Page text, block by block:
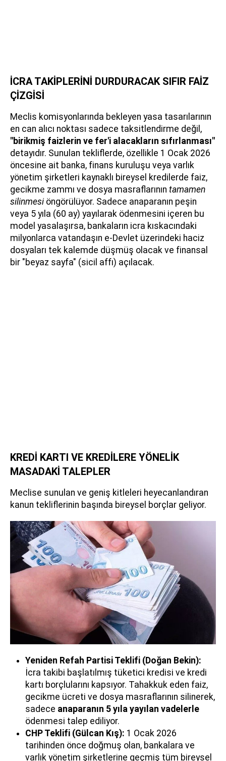
İCRA TAKİPLERİNİ DURDURACAK SIFIR FAİZ
ÇİZGİSİ
Meclis komisyonlarında bekleyen yasa tasarılarının
en can alıcı noktası sadece taksitlendirme değil,
"birikmiş faizlerin ve fer'i alacakların sıfırlanması"
detayıdır. Sunulan tekliflerde, özellikle 1 Ocak 2026
öncesine ait banka, finans kuruluşu veya varlık
yönetim şirketleri kaynaklı bireysel kredilerde faiz,
gecikme zammı ve dosya masraflarının tamamen
silinmesi öngörülüyor. Sadece anaparanın peşin
veya 5 yıla (60 ay) yayılarak ödenmesini içeren bu
model yasalaşırsa, bankaların icra kıskacındaki
milyonlarca vatandaşın e-Devlet üzerindeki haciz
dosyaları tek kalemde düşmüş olacak ve finansal
bir "beyaz sayfa" (sicil affı) açılacak.
KREDİ KARTI VE KREDİLERE YÖNELİK
MASADAKİ TALEPLER
Meclise sunulan ve geniş kitleleri heyecanlandıran
kanun tekliflerinin başında bireysel borçlar geliyor.
Yeniden Refah Partisi Teklifi (Doğan Bekin):
İcra takibi başlatılmış tüketici kredisi ve kredi
kartı borçlularını kapsıyor. Tahakkuk eden faiz,
gecikme ücreti ve dosya masraflarının silinerek,
sadece anaparanın 5 yıla yayılan vadelerle
ödenmesi talep ediliyor.
CHP Teklifi (Gülcan Kış): 1 Ocak 2026
tarihinden önce doğmuş olan, bankalara ve
varlık yönetim şirketlerine geçmiş tüm bireysel